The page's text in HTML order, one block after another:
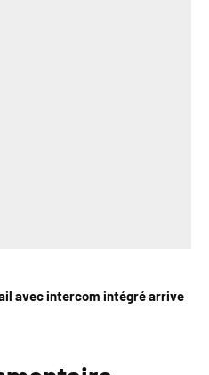
avec intercom intégré arrive